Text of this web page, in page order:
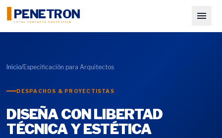
PENETRON
TOTAL CONCRETE PROTECTION
Inicio/Especificación para Arquitectos
DESPACHOS & PROYECTISTAS
DISEÑA CON LIBERTAD
TÉCNICA Y ESTÉTICA